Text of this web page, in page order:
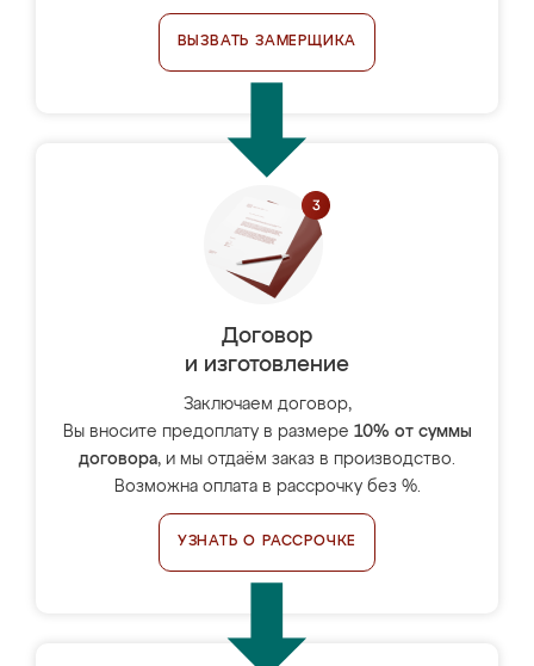
ВЫЗВАТЬ ЗАМЕРЩИКА
Договор
и изготовление
Заключаем договор,
Вы вносите предоплату в размере 10% от суммы
договора, и мы отдаём заказ в производство.
Возможна оплата в рассрочку без %.
УЗНАТЬ О РАССРОЧКЕ